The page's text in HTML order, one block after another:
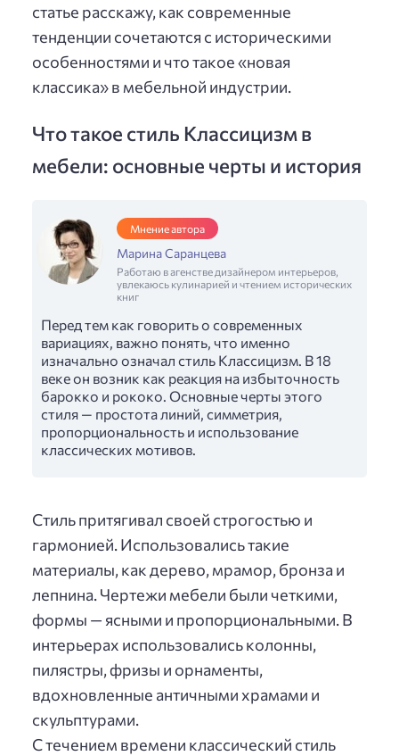
статье расскажу, как современные
тенденции сочетаются с историческими
особенностями и что такое «новая
классика» в мебельной индустрии.
Что такое стиль Классицизм в
мебели: основные черты и история
Мнение автора
Марина Саранцева
Работаю в агенстве дизайнером интерьеров,
увлекаюсь кулинарией и чтением исторических
книг
Перед тем как говорить о современных
вариациях, важно понять, что именно
изначально означал стиль Классицизм. В 18
веке он возник как реакция на избыточность
барокко и рококо. Основные черты этого
стиля — простота линий, симметрия,
пропорциональность и использование
классических мотивов.
Стиль притягивал своей строгостью и
гармонией. Использовались такие
материалы, как дерево, мрамор, бронза и
лепнина. Чертежи мебели были четкими,
формы — ясными и пропорциональными. В
интерьерах использовались колонны,
пилястры, фризы и орнаменты,
вдохновленные античными храмами и
скульптурами.
С течением времени классический стиль